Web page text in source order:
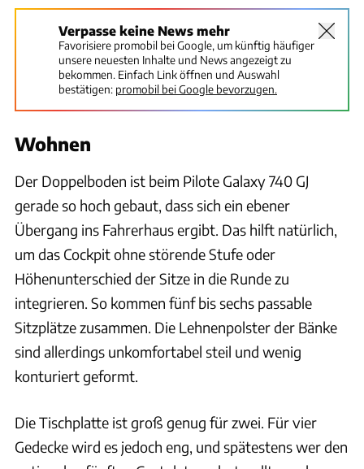
Verpasse keine News mehr
Favorisiere promobil bei Google, um künftig häufiger
unsere neuesten Inhalte und News angezeigt zu
bekommen. Einfach Link öffnen und Auswahl
bestätigen: promobil bei Google bevorzugen.
Wohnen
Der Doppelboden ist beim Pilote Galaxy 740 GJ
gerade so hoch gebaut, dass sich ein ebener
Übergang ins Fahrerhaus ergibt. Das hilft natürlich,
um das Cockpit ohne störende Stufe oder
Höhenunterschied der Sitze in die Runde zu
integrieren. So kommen fünf bis sechs passable
Sitzplätze zusammen. Die Lehnenpolster der Bänke
sind allerdings unkomfortabel steil und wenig
konturiert geformt.
Die Tischplatte ist groß genug für zwei. Für vier
Gedecke wird es jedoch eng, und spätestens wer den